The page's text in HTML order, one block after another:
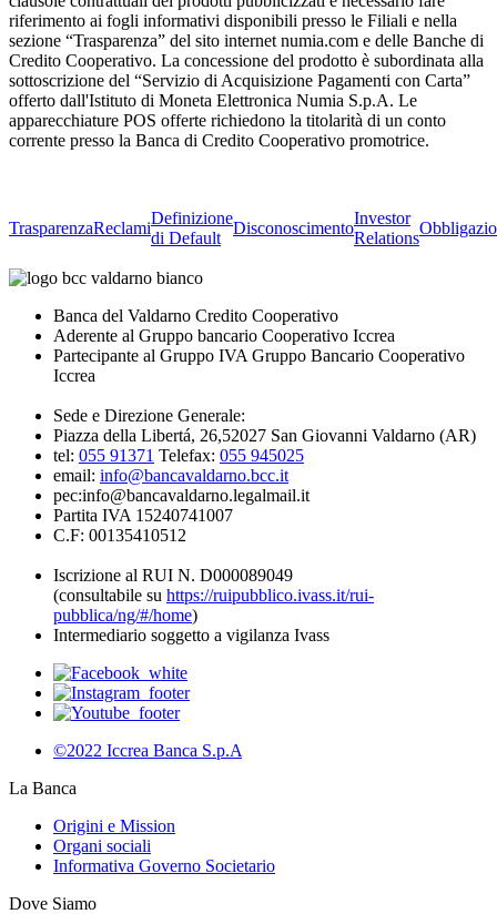
riferimento ai fogli informativi disponibili presso le Filiali e nella
sezione “Trasparenza” del sito internet numia.com e delle Banche di
Credito Cooperativo. La concessione del prodotto è subordinata alla
sottoscrizione del “Servizio di Acquisizione Pagamenti con Carta”
offerto dall'Istituto di Moneta Elettronica Numia S.p.A. Le
apparecchiature POS offerte richiedono la titolarità di un conto
corrente presso la Banca di Credito Cooperativo promotrice.
TrasparenzaReclami
Definizione
di Default
Disconoscimento
Investor
Relations
Banca del Valdarno Credito Cooperativo
Aderente al Gruppo bancario Cooperativo Iccrea
Partecipante al Gruppo IVA Gruppo Bancario Cooperativo
Iccrea
Sede e Direzione Generale:
Piazza della Libertá, 26,52027 San Giovanni Valdarno (AR)
tel: 055 91371 Telefax: 055 945025
email: info@bancavaldarno.bcc.it
pec:info@bancavaldarno.legalmail.it
Partita IVA 15240741007
C.F: 00135410512
Iscrizione al RUI N. D000089049
(consultabile su https://ruipubblico.ivass.it/rui-
pubblica/ng/#/home)
Intermediario soggetto a vigilanza Ivass
©2022 Iccrea Banca S.p.A
La Banca
Origini e Mission
Organi sociali
Informativa Governo Societario
Dove Siamo